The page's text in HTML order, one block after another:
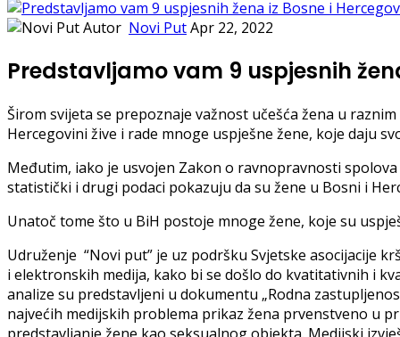
Autor Novi PutApr 22, 2022
Predstavljamo vam 9 uspjesnih
Širom svijeta se prepoznaje važnost učešća žena u
Hercegovini žive i rade mnoge uspješne žene, koje daju
Međutim, iako je usvojen Zakon o ravnopravnosti
statistički i drugi podaci pokazuju da su žene u Bosni i
Unatoč tome što u BiH postoje mnoge žene, koje su
Udruženje “Novi put” je uz podršku Svjetske asocijacije
i elektronskih medija, kako bi se došlo do kvatitativnih i
analize su predstavljeni u dokumentu „Rodna
najvećih medijskih problema prikaz žena prvenstveno u